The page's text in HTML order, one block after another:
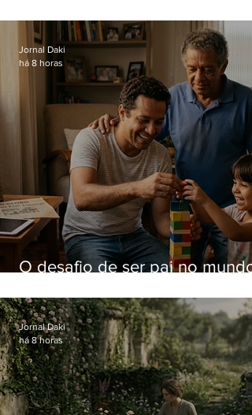
Hospital do Andaraí
O desafio de ser pai no mundo
Jornal Daki
há 8 horas
Jornal Daki
há 8 horas